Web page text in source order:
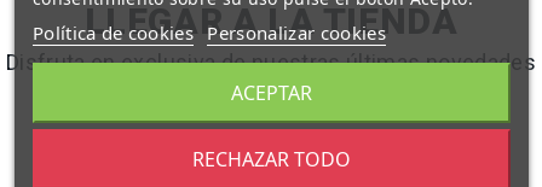
LLEGAR A LA TIENDA
Disfruta en exclusiva de nuestras últimas novedades
Política de cookies Personalizar cookies
RECHAZAR TODO
ACEPTAR